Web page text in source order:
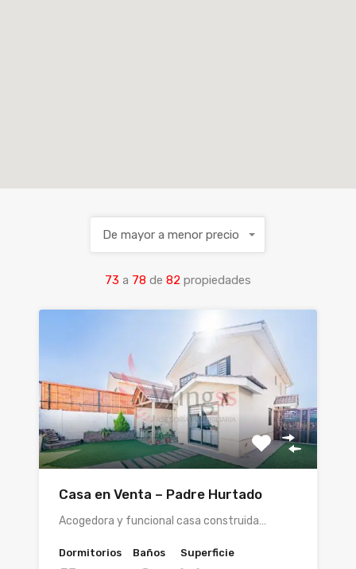
73 a 78 de 82 propiedades
De mayor a menor precio
Casa en Venta – Padre Hurtado
Acogedora y funcional casa construida…
Dormitorios Baños Superficie